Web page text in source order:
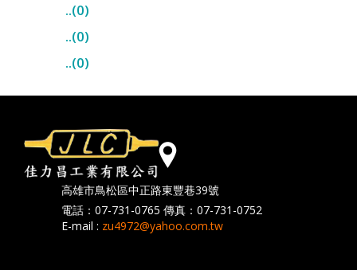
..(0)
..(0)
..(0)
高雄市鳥松區中正路東豐巷39號
電話：07-731-0765 傳真：07-731-0752
E-mail : zu4972@yahoo.com.tw